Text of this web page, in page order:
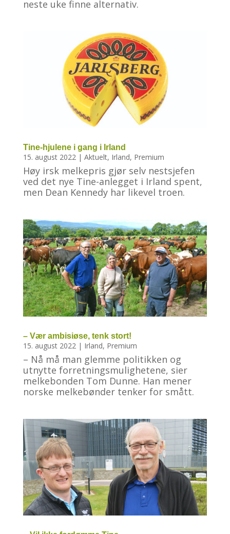
neste uke finne alternativ.
Tine-hjulene i gang i Irland
15. august 2022| Aktuelt, Irland, Premium
Høy irsk melkepris gjør selv nestsjefen
ved det nye Tine-anlegget i Irland spent,
men Dean Kennedy har likevel troen.
– Vær ambisiøse, tenk stort!
15. august 2022 | Irland, Premium
– Nå må man glemme politikken og
utnytte forretningsmulighetene, sier
melkebonden Tom Dunne. Han mener
norske melkebønder tenker for smått.